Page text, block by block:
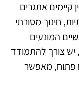
קיימים אתגרים
חינוך מסורתי
המונעים
מאנשים לבטא את עצמם. בשנת 2025, יש צורך להתמודד
פתוח, מאפשר